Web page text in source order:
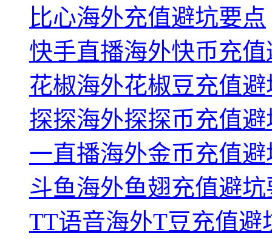
比心海外充值避坑要点
快手直播海外快币充
花椒海外花椒豆充值
探探海外探探币充值
一直播海外金币充值
斗鱼海外鱼翅充值避坑
TT语音海外T豆充值避